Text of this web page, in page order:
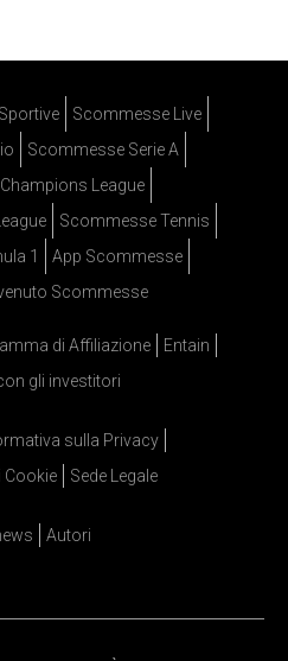
Scommesse Live
Scommesse Serie A
League
Scommesse Tennis
1
App Scommesse
Scommesse
di Affiliazione
Entain
gli investitori
sulla Privacy
Cookie
Sede Legale
Autori